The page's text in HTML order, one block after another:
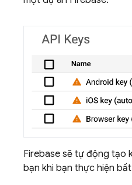
Firebase sẽ tự động tạo
bạn khi bạn thực hiện